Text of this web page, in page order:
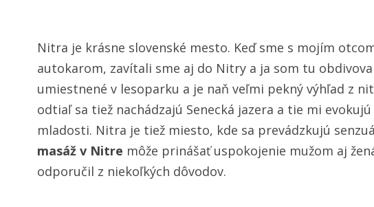
Nitra je krásne slovenské mesto. Keď sme s mojím
autokarom, zavítali sme aj do Nitry a ja som tu
umiestnené v lesoparku a je naň veľmi pekný výhľad z
odtiaľ sa tiež nachádzajú Senecká jazera a tie mi
mladosti. Nitra je tiež miesto, kde sa prevádzkujú
masáž v Nitre môže prinášať uspokojenie mužom aj
odporučil z niekoľkých dôvodov.